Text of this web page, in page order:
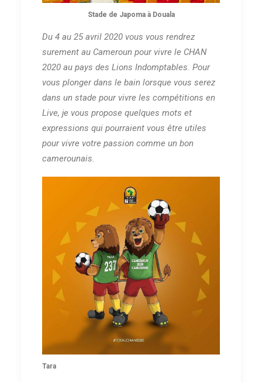
Stade de Japoma à Douala
Du 4 au 25 avril 2020 vous vous rendrez
surement au Cameroun pour vivre le CHAN
2020 au pays des Lions Indomptables. Pour
vous plonger dans le bain lorsque vous serez
dans un stade pour vivre les compétitions en
Live, je vous propose quelques mots et
expressions qui pourraient vous être utiles
pour vivre votre passion comme un bon
camerounais.
Tara